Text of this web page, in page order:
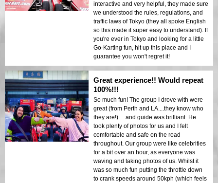
interactive and very helpful, they made sure
we understood the rules, regulations, and
traffic laws of Tokyo (they all spoke English
so this made it super easy to understand). If
you're ever in Tokyo and looking for a little
Go-Karting fun, hit up this place and I
guarantee you won't regret it!
Great experience!! Would repeat
100%!!!
So much fun! The group I drove with were
great (from Perth and LA....they know who
they are!).... and guide was brilliant. He
took plenty of photos for us and I felt
comfortable and safe on the road
throughout. Our group were like celebrities
for a bit over an hour, as everyone was
waving and taking photos of us. Whilst it
was so much fun putting the throttle down
to crank speeds around 50kph (which feels